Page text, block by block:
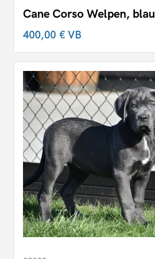
Cane Corso Welpen, blau
400,00 €VB